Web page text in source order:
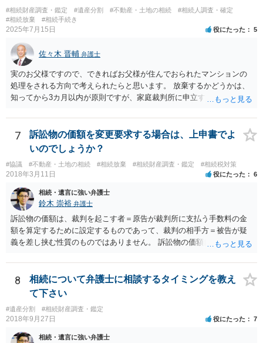
#相続財産調査・鑑定 #遺産分割 #不動産・土地の相続
#相続人調査・確定
#相続放棄
#相続手続き
2025年7月15日 役にたった 5
佐々木 晋輔 弁護士
実のお父様ですので、できればお父様が住んでおられたマンションの
処理をされる方向で考えられたらと思います。 放棄するかどうかは、
知ってから3カ月以内が原則ですが、家庭裁判所に申立すれば3カ月の
放棄するかどうか決めることができます。 銀行やサラ金が数年も放置
することはありませんので、数年後に借金が発見される可能性はほぼ
ありません。 なお、私が扱った相続放棄を検討していた案件で、期間
伸長して調査したところ、サラ金に対する過払金など相当な財産が見
つかったため相続したという事例がありました。
7
訴訟物の価額を変更要求する場合は、上申書でよ
いのでしょうか？
#協議 #不動産・土地の相続 #相続放棄 #相続財産調査・鑑定 #相続税対策
2018年3月11日 役にたった 6
相続・遺言に強い弁護士
鈴木 崇裕 弁護士
訴訟物の価額は、裁判を起こす者＝原告が裁判所に支払う手数料の金
額を算定するために設定するものであって、裁判の相手方＝被告が疑
義を差し挟む性質のものではありません。 訴訟物の価額自体が裁判の
したとしても、変更されることはありません。
8
相続について弁護士に相談するタイミングを教え
て下さい
#遺産分割 #相続財産調査・鑑定
2018年9月27日 役にたった 7
相続・遺言に強い弁護士